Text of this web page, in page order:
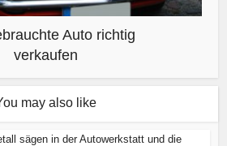
Auto richtig
verkaufen
may also like
sägen in der Autowerkstatt und die